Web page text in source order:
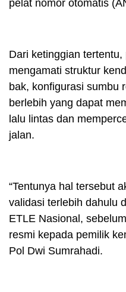
pelat nomor otomatis
Dari ketinggian
mengamati struktur
bak, konfigurasi sumbu
berlebih yang dapat
lalu lintas dan
jalan.
“Tentunya hal tersebut
validasi terlebih dahulu
ETLE Nasional,
resmi kepada pemilik
Pol Dwi Sumrahadi.